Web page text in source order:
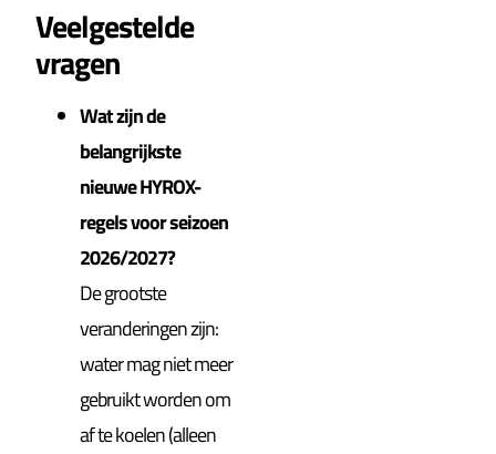
Veelgestelde
vragen
Wat zijn de
belangrijkste
nieuwe HYROX-
regels voor seizoen
2026/2027?
De grootste
veranderingen zijn:
water mag niet meer
gebruikt worden om
af te koelen (alleen